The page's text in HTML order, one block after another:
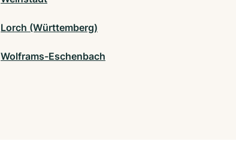
Lorch (Württemberg)
Wolframs-Eschenbach